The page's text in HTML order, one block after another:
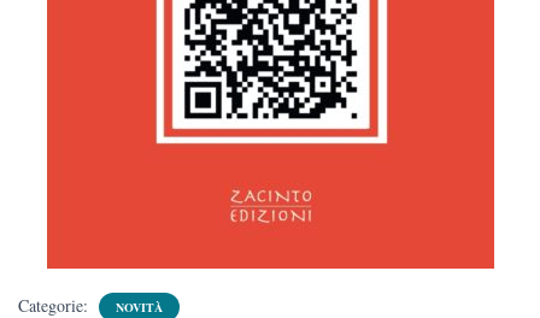
Categorie: NOVITÀ